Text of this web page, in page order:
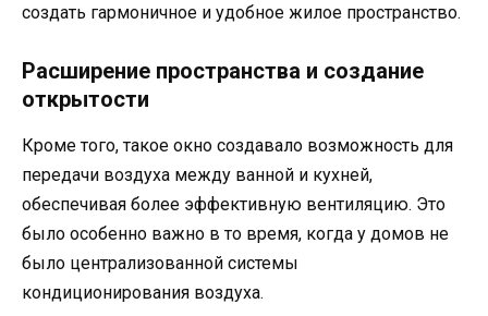
создать гармоничное и удобное жилое пространство.
Расширение пространства и создание
открытости
Кроме того, такое окно создавало возможность для
передачи воздуха между ванной и кухней,
обеспечивая более эффективную вентиляцию. Это
было особенно важно в то время, когда у домов не
было централизованной системы
кондиционирования воздуха.